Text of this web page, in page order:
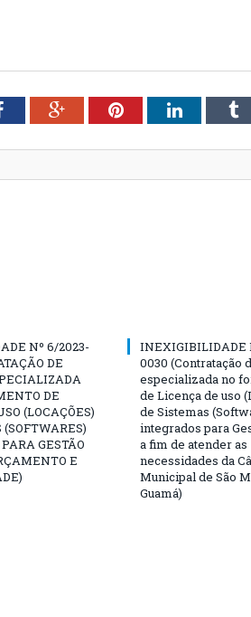
FacebookGoogle+PinterestLinkedIn
Nº 6/2023-
DE
DE
(LOCAÇÕES)
GESTÃO
E
INEXIGIBILIDADE
0030 (Contratação
especializada no
de Licença de uso
de Sistemas
integrados para
a fim de atender as
necessidades da
Municipal de São
Guamá)